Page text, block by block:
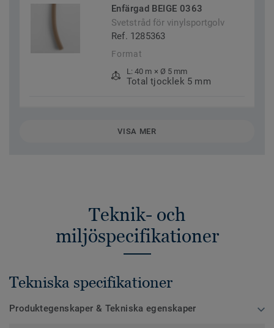
Enfärgad BEIGE 0363
Svetstråd för vinylsportgolv
Ref. 1285363
Format
L: 40 m × Ø 5 mm
Total tjocklek 5 mm
VISA MER
Teknik- och
miljöspecifikationer
Tekniska specifikationer
Produktegenskaper & Tekniska egenskaper